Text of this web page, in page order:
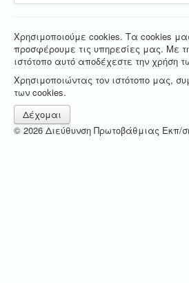
Χρησιμοποιούμε cookies. Τα cookies
προσφέρουμε τις υπηρεσίες μας. Με
ιστότοπο αυτό αποδέχεστε την χρήση
Χρησιμοποιώντας τον ιστότοπο μας,
των cookies.
Δέχομαι
© 2026 Διεύθυνση Πρωτοβάθμιας Εκπ/